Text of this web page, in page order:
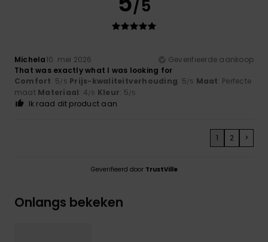
/5
Michela10. mei 2026
Geverifieerde aankoop
That was exactly what I was looking for
Comfort: 5/5 Prijs-kwaliteitverhouding: 5/5 Maat: Perfecte
maat Materiaal: 4/5 Kleur: 5/5
Ik raad dit product aan
1 2 >
Geverifieerd door TrustVille
Onlangs bekeken